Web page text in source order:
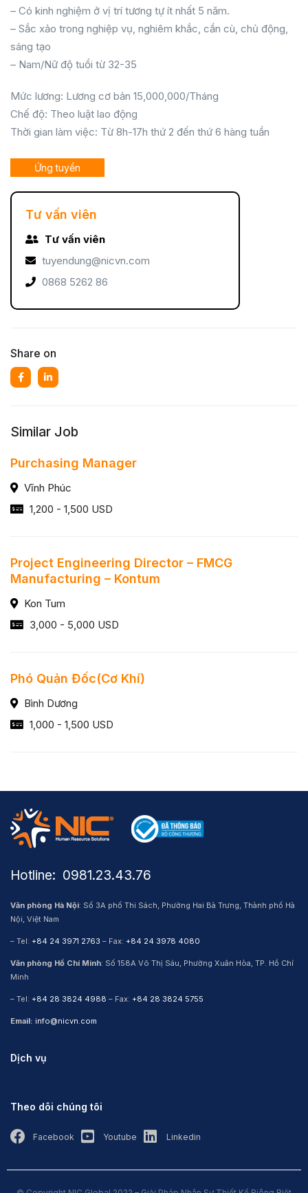
– Có kinh nghiệm ở vị trí tương tự ít nhất 5 năm.
– Sắc xảo trong nghiệp vụ, nghiêm khắc, cần cù, chủ động,
sáng tạo
– Nam/Nữ độ tuổi từ 32-35
Mức lương: Lương cơ bản 15,000,000/Tháng
Chế độ: Theo luật lao động
Thời gian làm việc: Từ 8h-17h thứ 2 đến thứ 6 hàng tuần
Ứng tuyển
Tư vấn viên
Tư vấn viên
tuyendung@nicvn.com
0868 5262 86
Share on
Similar Job
Purchasing Manager
Vĩnh Phúc
1,200 - 1,500 USD
Project Engineering Director – FMCG
Manufacturing – Kontum
Kon Tum
3,000 - 5,000 USD
Phó Quản Đốc(Cơ Khí)
Bình Dương
1,000 - 1,500 USD
Hotline: ​ 0981.23.43.76
Văn phòng Hà Nội: Số 3A phố Thi Sách, Phường Hai Bà Trưng, Thành phố Hà
Nội, Việt Nam
– Tel: +84 24 3971 2763 – Fax: +84 24 3978 4080
Văn phòng Hồ Chí Minh: Số 158A Võ Thị Sáu, Phường Xuân Hòa, TP. Hồ Chí
Minh
– Tel: +84 28 3824 4988 – Fax: +84 28 3824 5755
Email: info@nicvn.com
Dịch vụ
Theo dõi chúng tôi
Facebook Youtube Linkedin